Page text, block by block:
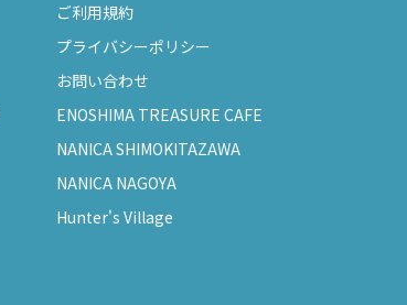
ご利用規約
プライバシーポリシー
お問い合わせ
ENOSHIMA TREASURE CAFE
NANICA SHIMOKITAZAWA
NANICA NAGOYA
Hunter's Village